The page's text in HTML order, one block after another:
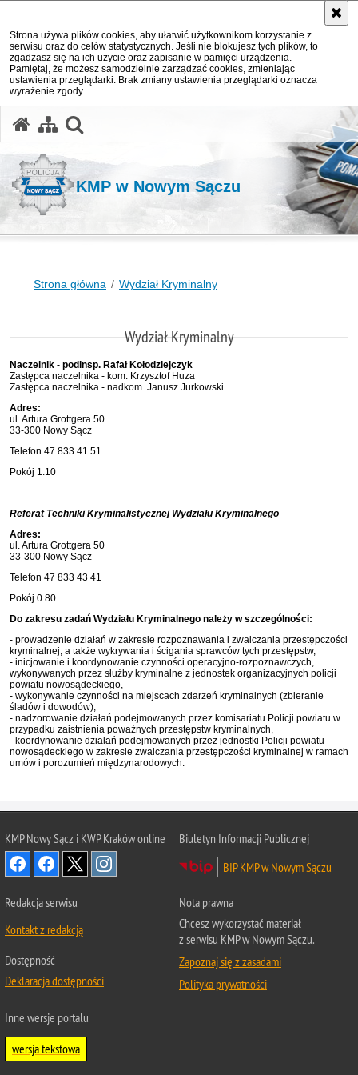
Strona używa plików cookies, aby ułatwić użytkownikom korzystanie z
serwisu oraz do celów statystycznych. Jeśli nie blokujesz tych plików, to
zgadzasz się na ich użycie oraz zapisanie w pamięci urządzenia.
Pamiętaj, że możesz samodzielnie zarządzać cookies, zmieniając
ustawienia przeglądarki. Brak zmiany ustawienia przeglądarki oznacza
wyrażenie zgody.
KMP w Nowym Sączu
Strona główna Wydział Kryminalny
Wydział Kryminalny
Naczelnik - podinsp. Rafał Kołodziejczyk
Zastępca naczelnika - kom. Krzysztof Huza
Zastępca naczelnika - nadkom. Janusz Jurkowski
Adres:
ul. Artura Grottgera 50
33-300 Nowy Sącz
Telefon 47 833 41 51
Pokój 1.10
Referat Techniki Kryminalistycznej Wydziału Kryminalnego
Adres:
ul. Artura Grottgera 50
33-300 Nowy Sącz
Telefon 47 833 43 41
Pokój 0.80
Do zakresu zadań Wydziału Kryminalnego należy w szczególności:
- prowadzenie działań w zakresie rozpoznawania i zwalczania przestępczości
kryminalnej, a także wykrywania i ścigania sprawców tych przestępstw,
- inicjowanie i koordynowanie czynności operacyjno-rozpoznawczych,
wykonywanych przez służby kryminalne z jednostek organizacyjnych policji
powiatu nowosądeckiego,
- wykonywanie czynności na miejscach zdarzeń kryminalnych (zbieranie
śladów i dowodów),
- nadzorowanie działań podejmowanych przez komisariatu Policji powiatu w
przypadku zaistnienia poważnych przestępstw kryminalnych,
- koordynowanie działań podejmowanych przez jednostki Policji powiatu
nowosądeckiego w zakresie zwalczania przestępczości kryminalnej w ramach
umów i porozumień międzynarodowych.
KMP Nowy Sącz i KWP Kraków online
Biuletyn Informacji Publicznej
BIP KMP w Nowym Sączu
Redakcja serwisu
Kontakt z redakcją
Dostępność
Deklaracja dostępności
Nota prawna
Chcesz wykorzystać materiał
z serwisu KMP w Nowym Sączu.
Zapoznaj się z zasadami
Polityka prywatności
Inne wersje portalu
wersja tekstowa